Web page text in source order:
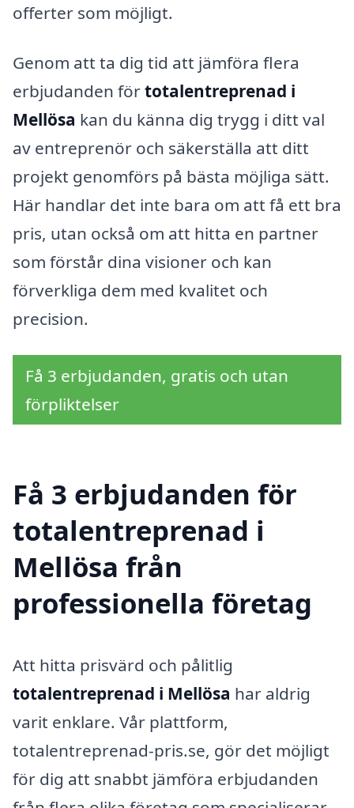
offerter som möjligt.
Genom att ta dig tid att jämföra flera
erbjudanden förtotalentreprenad i
Mellösa kan du känna dig trygg i ditt val
av entreprenör och säkerställa att ditt
projekt genomförs på bästa möjliga sätt.
Här handlar det inte bara om att få ett bra
pris, utan också om att hitta en partner
som förstår dina visioner och kan
förverkliga dem med kvalitet och
precision.
Få 3 erbjudanden, gratis och utan
förpliktelser
Få 3 erbjudanden för
totalentreprenad i
Mellösa från
professionella företag
Att hitta prisvärd och pålitlig
totalentreprenad i Mellösa har aldrig
varit enklare. Vår plattform,
totalentreprenad-pris.se, gör det möjligt
för dig att snabbt jämföra erbjudanden